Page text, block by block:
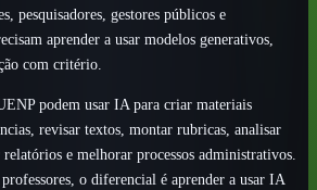
pesquisadores, gestores públicos e
aprender a usar modelos generativos,
com critério.
podem usar IA para criar materiais
revisar textos, montar rubricas, analisar
e melhorar processos administrativos.
o diferencial é aprender a usar IA